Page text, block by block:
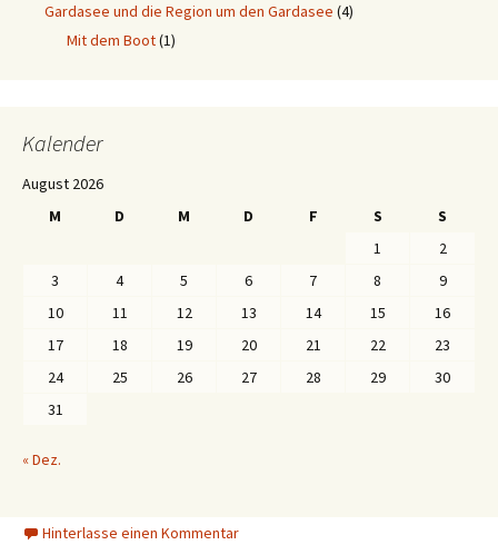
Gardasee und die Region um den Gardasee (4)
Mit dem Boot(1)
Kalender
August 2026
M
D M D F S
S
1
2
3
4 5 6 7 8
9
10
11 12 13 14 15
16
17
18 19 20 21 22
23
24
25 26 27 28 29
30
31
« Dez.
Hinterlasse einen Kommentar